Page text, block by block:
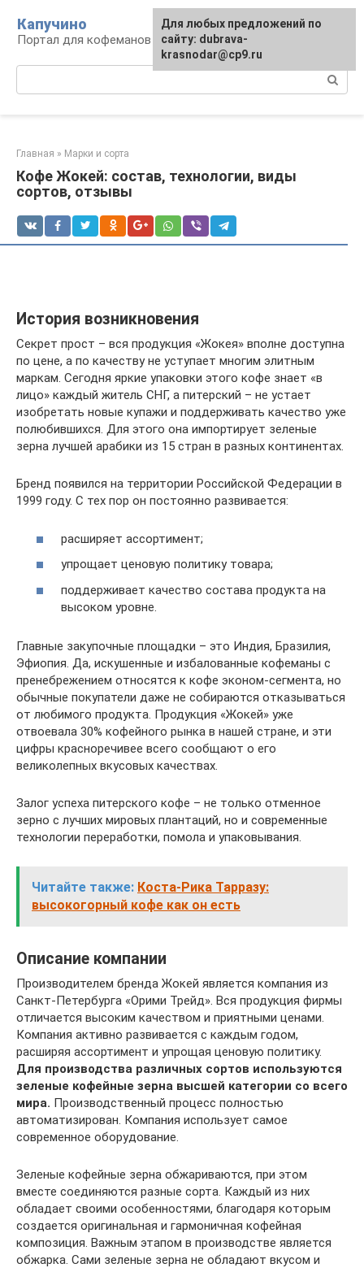
контенту
Капучино
Портал для кофеманов
Главная » Марки и сорта
Кофе Жокей: состав, технологии, виды
сортов, отзывы
История возникновения
Секрет прост – вся продукция «Жокея» вполне доступна
по цене, а по качеству не уступает многим элитным
маркам. Сегодня яркие упаковки этого кофе знает «в
лицо» каждый житель СНГ, а питерский – не устает
изобретать новые купажи и поддерживать качество уже
полюбившихся. Для этого она импортирует зеленые
зерна лучшей арабики из 15 стран в разных континентах.
Бренд появился на территории Российской Федерации в
1999 году. С тех пор он постоянно развивается:
расширяет ассортимент;
упрощает ценовую политику товара;
поддерживает качество состава продукта на
высоком уровне.
Главные закупочные площадки – это Индия, Бразилия,
Эфиопия. Да, искушенные и избалованные кофеманы с
пренебрежением относятся к кофе эконом-сегмента, но
обычные покупатели даже не собираются отказываться
от любимого продукта. Продукция «Жокей» уже
отвоевала 30% кофейного рынка в нашей стране, и эти
цифры красноречивее всего сообщают о его
великолепных вкусовых качествах.
Залог успеха питерского кофе – не только отменное
зерно с лучших мировых плантаций, но и современные
технологии переработки, помола и упаковывания.
Читайте также: Коста-Рика Тарразу:
высокогорный кофе как он есть
Описание компании
Производителем бренда Жокей является компания из
Санкт-Петербурга «Орими Трейд». Вся продукция фирмы
отличается высоким качеством и приятными ценами.
Компания активно развивается с каждым годом,
расширяя ассортимент и упрощая ценовую политику.
Для производства различных сортов используются
зеленые кофейные зерна высшей категории со всего
мира. Производственный процесс полностью
автоматизирован. Компания использует самое
современное оборудование.
Зеленые кофейные зерна обжариваются, при этом
вместе соединяются разные сорта. Каждый из них
обладает своими особенностями, благодаря которым
создается оригинальная и гармоничная кофейная
композиция. Важным этапом в производстве является
обжарка. Сами зеленые зерна не обладают вкусом и
Для любых предложений по
сайту: dubrava-
krasnodar@cp9.ru